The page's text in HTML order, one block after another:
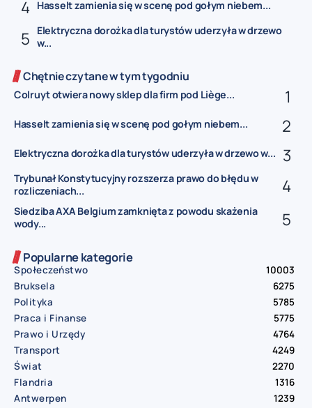
Hasselt zamienia się w scenę pod gołym niebem...
Elektryczna dorożka dla turystów uderzyła w drzewo
w...
Chętnie czytane w tym tygodniu
Colruyt otwiera nowy sklep dla firm pod Liège...
Hasselt zamienia się w scenę pod gołym niebem...
Elektryczna dorożka dla turystów uderzyła w drzewo w...
Trybunał Konstytucyjny rozszerza prawo do błędu w
rozliczeniach...
Siedziba AXA Belgium zamknięta z powodu skażenia
wody...
Popularne kategorie
Społeczeństwo
10003
Bruksela
6275
Polityka
5785
Praca i Finanse
5775
Prawo i Urzędy
4764
Transport
4249
Świat
2270
Flandria
1316
Antwerpen
1239